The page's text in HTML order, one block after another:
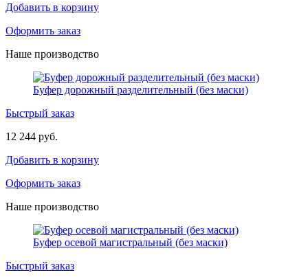
Добавить в корзину
Оформить заказ
Наше производство
Буфер дорожный разделительный (без маски)
Быстрый заказ
12 244 руб.
Добавить в корзину
Оформить заказ
Наше производство
Буфер осевой магистральный (без маски)
Быстрый заказ